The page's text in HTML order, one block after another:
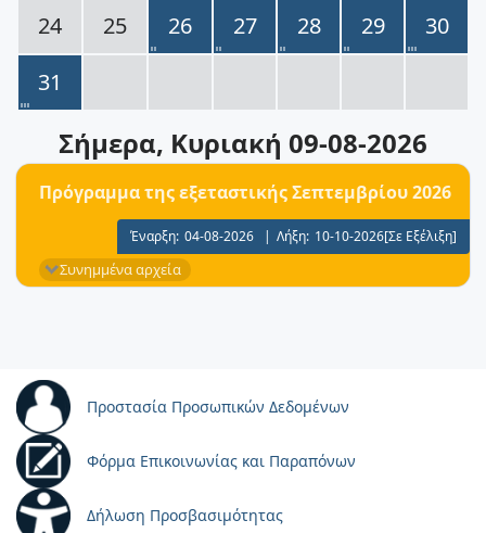
24
25 26 27 28 29
30
31
Σήμερα, Κυριακή 09-08-2026
Πρόγραμμα της εξεταστικής Σεπτεμβρίου 2026
Έναρξη: 04-08-2026 | Λήξη: 10-10-2026[Σε Εξέλιξη]
Συνημμένα αρχεία
Προστασία Προσωπικών Δεδομένων
Φόρμα Επικοινωνίας και Παραπόνων
Δήλωση Προσβασιμότητας